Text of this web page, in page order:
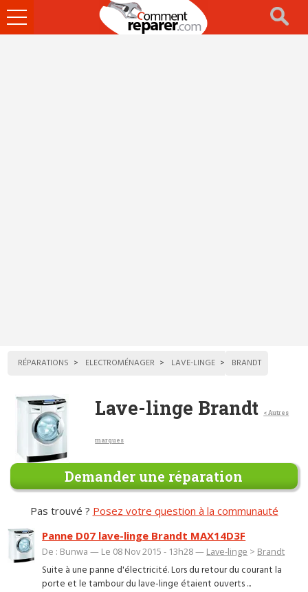
Ouvrir
le
RÉPARATIONS ELECTROMÉNAGER LAVE-LINGE BRANDT
Lave-linge Brandt < Autres
marques
Demander une réparation
Pas trouvé ? Posez votre question à la communauté
Panne D07 lave-linge Brandt MAX14D3F
De : Bunwa — Le 08 Nov 2015 - 13h28 — Lave-linge > Brandt
Suite à une panne d'électricité. Lors du retour du courant la
porte et le tambour du lave-linge étaient ouverts ...